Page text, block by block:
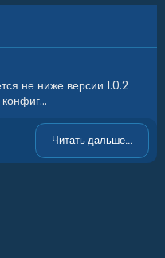
не ниже версии 1.0.2
Читать дальше...